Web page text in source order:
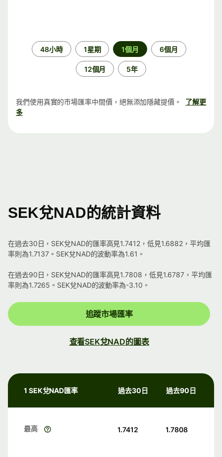
48小時 1星期 1個月 6個月
12個月 5年
我們使用真實的市場匯率中間價，絕無添加隱藏提價。
了解更
多
SEK兌NAD的統計資料
在過去30日，SEK兌NAD的匯率高見1.7412，低見1.6882，平均匯
率則為1.7137。SEK兌NAD的波動率為1.61。
在過去90日，SEK兌NAD的匯率高見1.7808，低見1.6787，平均匯
率則為1.7265。SEK兌NAD的波動率為-3.10。
追蹤市場匯率
查看SEK兌NAD的圖表
1 SEK兌NAD匯率 過去30日 過去90日
最高 1.7412 1.7808